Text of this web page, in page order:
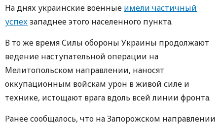
На днях украинские военные имели частичный
успехзападнее этого населенного пункта.
В то же время Силы обороны Украины продолжают
ведение наступательной операции на
Мелитопольском направлении, наносят
оккупационным войскам урон в живой силе и
технике, истощают врага вдоль всей линии фронта.
Ранее сообщалось, что на Запорожском направлении